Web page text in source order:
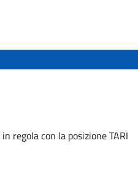
regola con la posizione TARI